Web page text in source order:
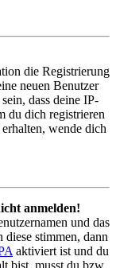
die Registrierung
neuen Benutzer
dass deine IP-
du dich registrieren
wende dich
anmelden!
und das
diese stimmen, dann
aktiviert ist und du
bist, musst du bzw.